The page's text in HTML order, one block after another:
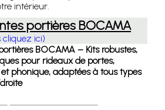
intérieur.
portières BOCAMA
cliquez ici)
BOCAMA – Kits robustes,
pour rideaux de portes,
phonique, adaptées à tous types